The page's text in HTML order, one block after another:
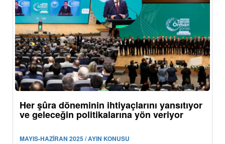
Her şûra döneminin ihtiyaçlarını yansıtıyor
ve geleceğin politikalarına yön veriyor
MAYIS-HAZİRAN 2025 / AYIN KONUSU